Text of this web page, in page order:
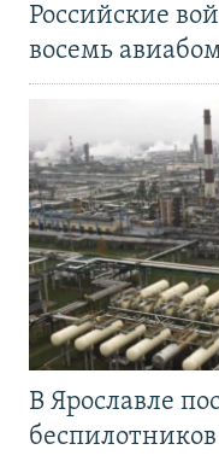
Российские
восемь
В Ярославле